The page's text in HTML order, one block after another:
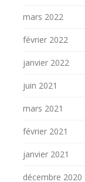
mars 2022
février 2022
janvier 2022
juin 2021
mars 2021
février 2021
janvier 2021
décembre 2020